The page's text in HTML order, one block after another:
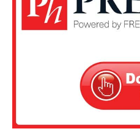
Un
FREEDOM